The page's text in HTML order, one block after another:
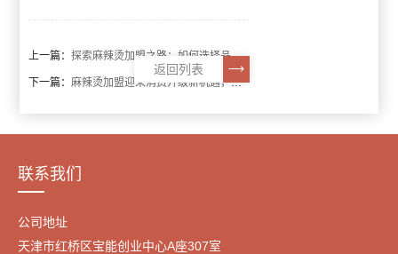
上一篇：探索麻辣烫加盟之路：如何选择品牌与实现稳健经营
下一篇：麻辣烫加盟迎来消费升级新机遇，情绪价值与社交体验成关键
返回列表
联系我们
公司地址
天津市红桥区宝能创业中心A座307室